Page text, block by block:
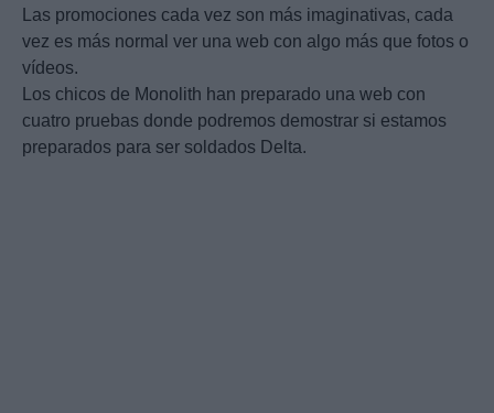
Las promociones cada vez son más imaginativas, cada
vez es más normal ver una web con algo más que fotos o
vídeos.
Los chicos de Monolith han preparado una web con
cuatro pruebas donde podremos demostrar si estamos
preparados para ser soldados Delta.